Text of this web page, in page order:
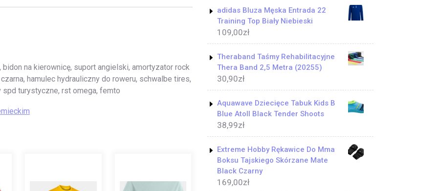
na kierownicę, suport angielski, amortyzator rock
hamulec hydrauliczny do roweru, schwalbe tires,
turystyczne, rst omega, femto
adidas Bluza Męska Entrada 22
Training Top Biały Niebieski
109,00zł
Theraband Taśmy Rehabilitacyjne
Thera Band 2,5 Metra (20255)
30,90zł
Aquawave Dziecięce Tabuk Kids B
Blue Atoll Black Tender Shoots
38,99zł
Extreme Hobby Rękawice Do Mma
Boksu Tajskiego Skórzane Mate
Black Czarny
169,00zł